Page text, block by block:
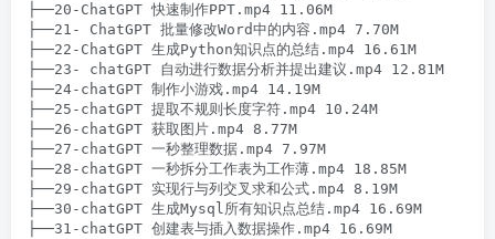
├──20-ChatGPT 快速制作PPT.mp4 11.06M
├──21- ChatGPT 批量修改Word中的内容.mp4 7.70M
├──22-ChatGPT 生成Python知识点的总结.mp4 16.61M
├──23- chatGPT 自动进行数据分析并提出建议.mp4 12.81M
├──24-chatGPT 制作小游戏.mp4 14.19M
├──25-chatGPT 提取不规则长度字符.mp4 10.24M
├──26-chatGPT 获取图片.mp4 8.77M
├──27-chatGPT 一秒整理数据.mp4 7.97M
├──28-chatGPT 一秒拆分工作表为工作薄.mp4 18.85M
├──29-chatGPT 实现行与列交叉求和公式.mp4 8.19M
├──30-chatGPT 生成Mysql所有知识点总结.mp4 16.69M
├──31-chatGPT 创建表与插入数据操作.mp4 16.69M